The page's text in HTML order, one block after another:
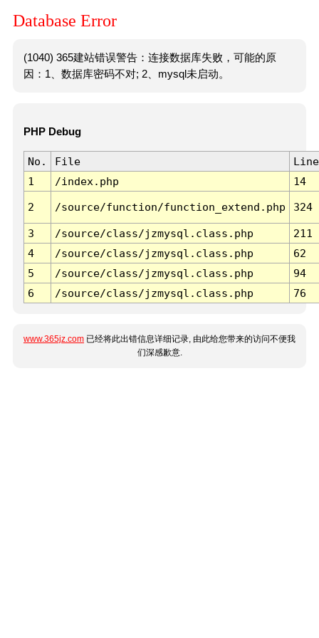
Database Error
(1040) 365建站错误警告：连接数据库失败，可能的原
因：1、数据库密码不对; 2、mysql未启动。
PHP Debug
No. File
Line
1
/index.php 14
2 /source/function/function_extend.php 324
3 /source/class/jzmysql.class.php
211
4
/source/class/jzmysql.class.php
62
5
/source/class/jzmysql.class.php
94
6
/source/class/jzmysql.class.php 76
www.365jz.com 已经将此出错信息详细记录, 由此给您带来的访问不便我
们深感歉意.